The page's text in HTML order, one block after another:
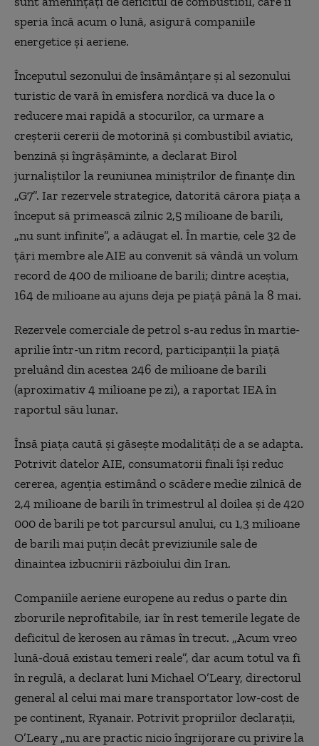
speria încă acum o lună, asigură companiile
energetice și aeriene.
Începutul sezonului de însămânțare și al sezonului
turistic de vară în emisfera nordică va duce la o
reducere mai rapidă a stocurilor, ca urmare a
creșterii cererii de motorină și combustibil aviatic,
benzină și îngrășăminte, a declarat Birol
jurnaliștilor la reuniunea miniștrilor de finanțe din
„G7”. Iar rezervele strategice, datorită cărora piața a
început să primească zilnic 2,5 milioane de barili,
„nu sunt infinite”, a adăugat el. În martie, cele 32 de
țări membre ale AIE au convenit să vândă un volum
record de 400 de milioane de barili; dintre aceștia,
164 de milioane au ajuns deja pe piață până la 8 mai.
Rezervele comerciale de petrol s-au redus în martie-
aprilie într-un ritm record, participanții la piață
preluând din acestea 246 de milioane de barili
(aproximativ 4 milioane pe zi), a raportat IEA în
raportul său lunar.
Însă piața caută și găsește modalități de a se adapta.
Potrivit datelor AIE, consumatorii finali își reduc
cererea, agenția estimând o scădere medie zilnică de
2,4 milioane de barili în trimestrul al doilea și de 420
000 de barili pe tot parcursul anului, cu 1,3 milioane
de barili mai puțin decât previziunile sale de
dinaintea izbucnirii războiului din Iran.
Companiile aeriene europene au redus o parte din
zborurile neprofitabile, iar în rest temerile legate de
deficitul de kerosen au rămas în trecut. „Acum vreo
lună-două existau temeri reale”, dar acum totul va fi
în regulă, a declarat luni Michael O’Leary, directorul
general al celui mai mare transportator low-cost de
pe continent, Ryanair. Potrivit propriilor declarații,
O’Leary „nu are practic nicio îngrijorare cu privire la